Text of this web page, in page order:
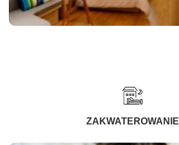
ZAKWATEROWANIE